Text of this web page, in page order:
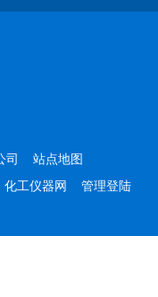
司 站点地图
化工仪器网 管理登陆